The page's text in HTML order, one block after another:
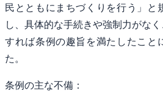
民とともにまちづくりを行う」と
し、具体的な手続きや強制力がな
すれば条例の趣旨を満たしたこと
た。
条例の主な不備：